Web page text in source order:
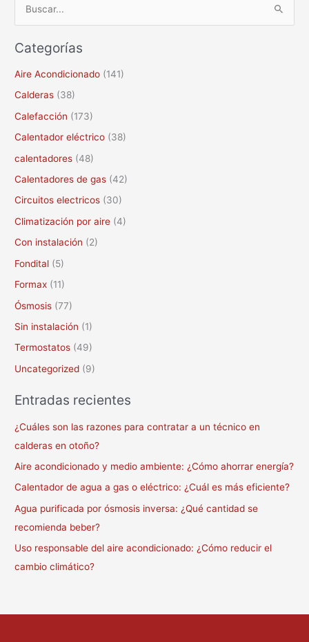
s
o
r
:
Categorías
Aire Acondicionado (141)
Calderas (38)
Calefacción (173)
Calentador eléctrico (38)
calentadores (48)
Calentadores de gas (42)
Circuitos electricos (30)
Climatización por aire (4)
Con instalación (2)
Fondital (5)
Formax (11)
Ósmosis (77)
Sin instalación (1)
Termostatos (49)
Uncategorized (9)
Entradas recientes
¿Cuáles son las razones para contratar a un técnico en
calderas en otoño?
Aire acondicionado y medio ambiente: ¿Cómo ahorrar energía?
Calentador de agua a gas o eléctrico: ¿Cuál es más eficiente?
Agua purificada por ósmosis inversa: ¿Qué cantidad se
recomienda beber?
Uso responsable del aire acondicionado: ¿Cómo reducir el
cambio climático?